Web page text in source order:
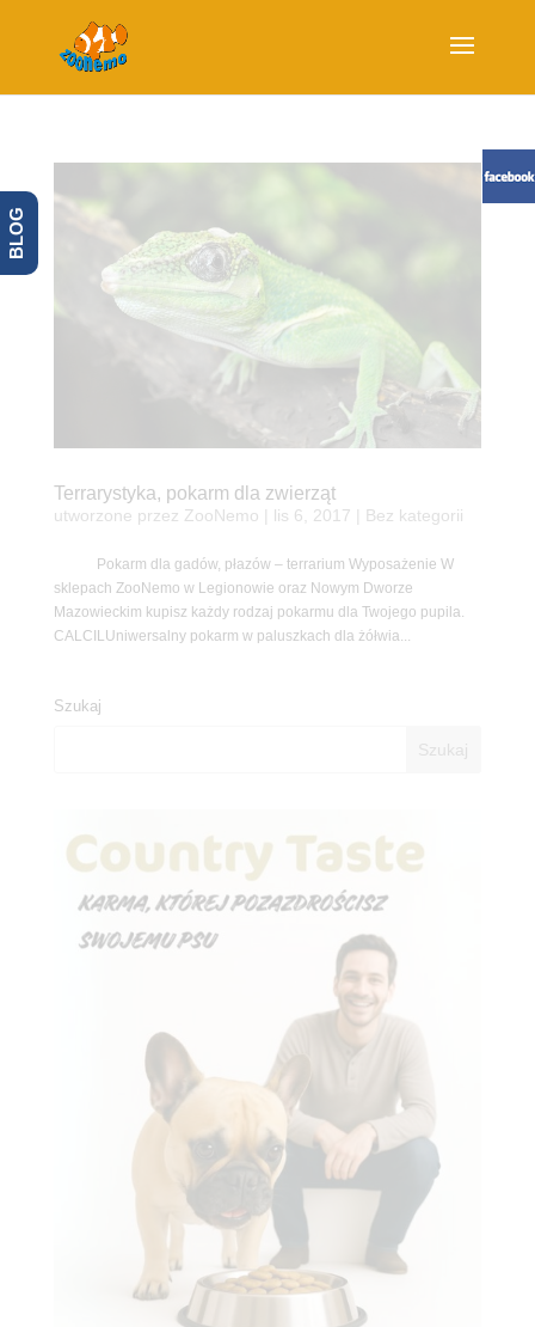
Terrarystyka, pokarm dla zwierząt
utworzone przez ZooNemo lis 6, 2017 | Bez kategorii
Pokarm dla gadów, płazów – terrarium Wyposażenie W
sklepach ZooNemo w Legionowie oraz Nowym Dworze
Mazowieckim kupisz każdy rodzaj pokarmu dla Twojego pupila.
CALCILUniwersalny pokarm w paluszkach dla żółwia...
Szukaj
BLOG